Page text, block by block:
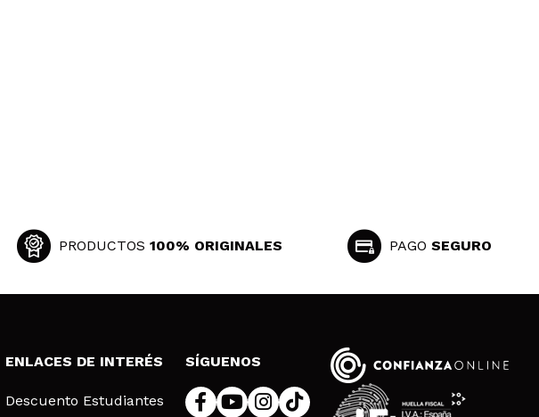
PRODUCTOS 100% ORIGINALES PAGO SEGURO
ENLACES DE INTERÉS
Descuento Estudiantes
SÍGUENOS